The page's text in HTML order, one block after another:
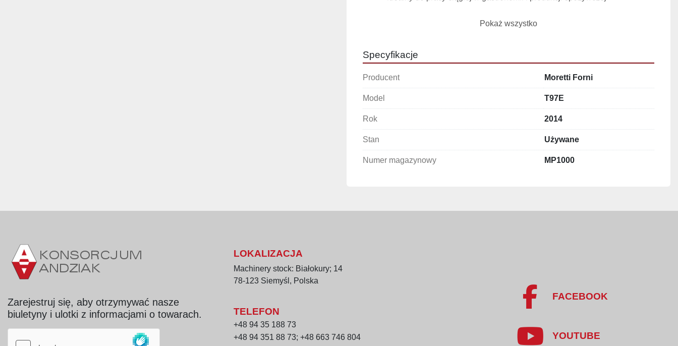
Głębokość: 1500 mm
Specyfikacja techniczna:
Długość robocza taśmy: 2000 mm
Wymiary komory: 1160 × 750 × 80 mm
Pokaż wszystko
Specyfikacje
Producent Moretti Forni
Model T97E
Rok 2014
Stan Używane
Numer magazynowy MP1000
Zarejestruj się, aby otrzymywać nasze
biuletyny i ulotki z informacjami o towarach.
LOKALIZACJA
Machinery stock: Białokury; 14
78-123 Siemyśl, Polska
TELEFON
+48 94 35 188 73
+48 94 351 88 73; +48 663 746 804
FACEBOOK
YOUTUBE